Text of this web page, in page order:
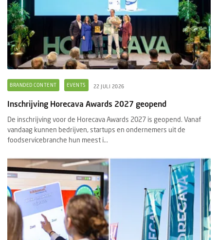
BRANDED CONTENT EVENTS 22 JULI 2026
Inschrijving Horecava Awards 2027 geopend
De inschrijving voor de Horecava Awards 2027 is geopend. Vanaf
vandaag kunnen bedrijven, startups en ondernemers uit de
foodservicebranche hun meest i...